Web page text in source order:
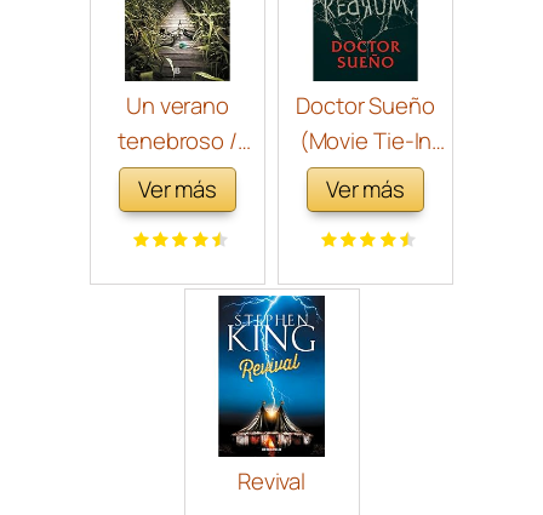
Un verano
tenebroso /
Summer of
Night (Spanish
Edition)
Ver más
Doctor Sueño
(Movie Tie-In
Edition) /
Doctor Sleep
(Movie Tie-In
Edition)
(Spanish
Ver más
Revival